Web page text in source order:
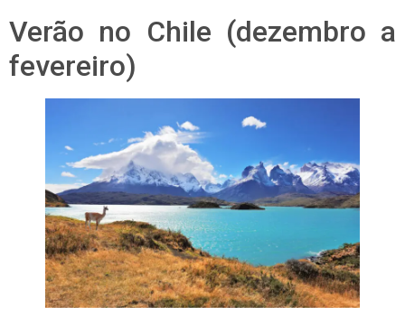
Verão no Chile (dezembro a
fevereiro)